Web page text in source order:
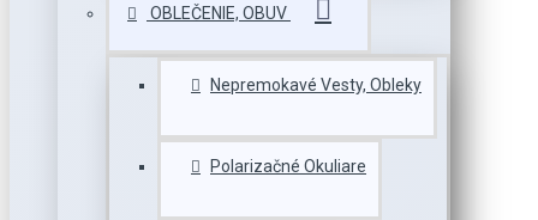
OBLEČENIE, OBUV
Nepremokavé Vesty, Obleky
Polarizačné Okuliare